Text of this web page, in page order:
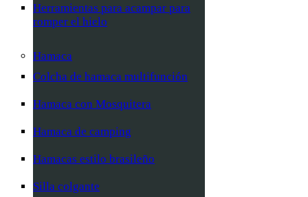
Herramientas para acampar para
romper el hielo
Hamaca
Colcha de hamaca multifunción
Hamaca con Mosquitera
Hamaca de camping
Hamacas estilo brasileño
Silla colgante